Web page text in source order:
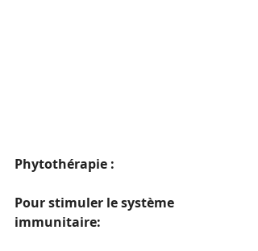
Phytothérapie :
Pour stimuler le système
immunitaire: